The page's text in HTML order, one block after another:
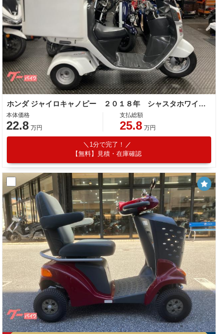
ホンダ ジャイロキャノピー ２０１８年 シャスタホワイト デリバリーボックス パーキングレバー
本体価格
22.8 万円
支払総額
25.8 万円
1分で完了！
【無料】見積・在庫確認